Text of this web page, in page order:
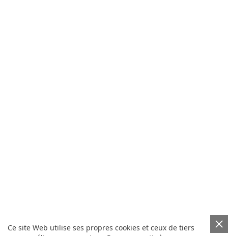
Ce site Web utilise ses propres cookies et ceux de tiers